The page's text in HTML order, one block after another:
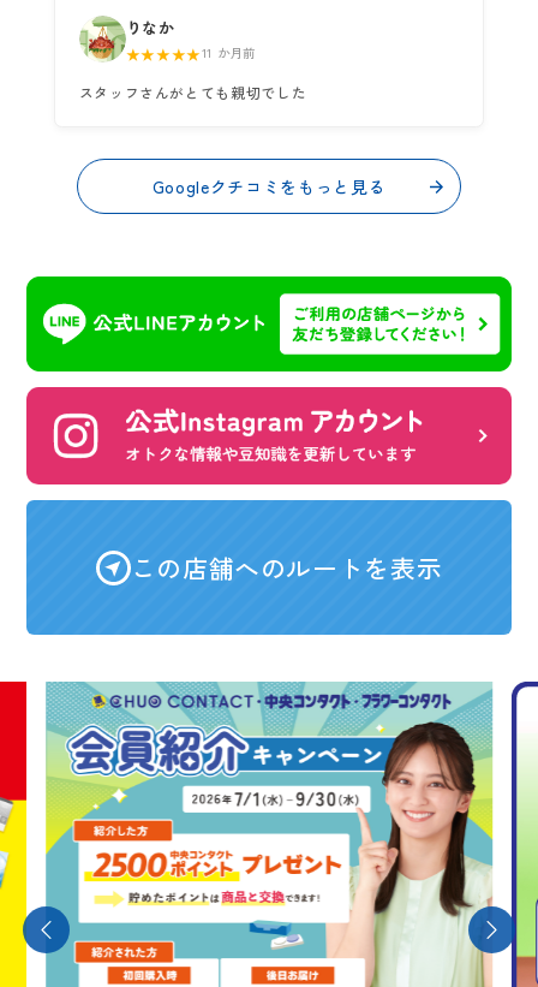
りなか
★★★★★11 か月前
スタッフさんがとても親切でした
Googleクチコミをもっと見る
この店舗へのルートを表示